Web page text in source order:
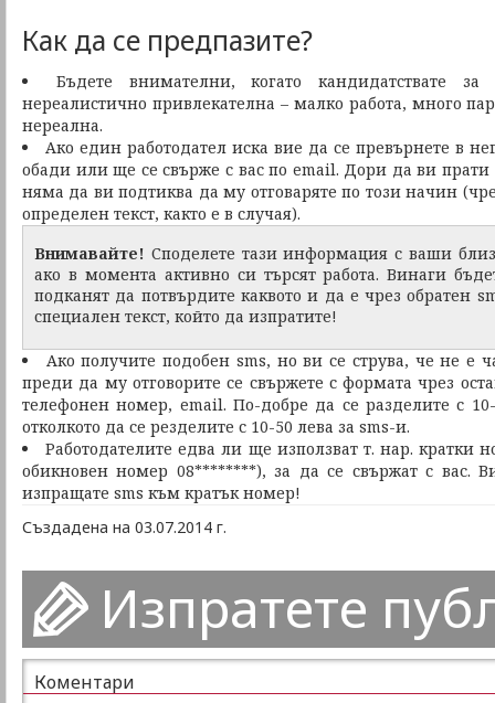
Как да се предпазите?
Бъдете внимателни, когато кандидатствате
нереалистично привлекателна – малко работа, много
нереална.
Ако един работодател иска вие да се превърнете в
обади или ще се свърже с вас по email. Дори да ви прати
няма да ви подтиква да му отговаряте по този начин
определен текст, както е в случая).
Внимавайте! Споделете тази информация с ваши
ако в момента активно си търсят работа. Винаги
подканят да потвърдите каквото и да е чрез обратен
специален текст, който да изпратите!
Ако получите подобен sms, но ви се струва, че не е
преди да му отговорите се свържете с формата чрез
телефонен номер, email. По-добре да се разделите с
отколкото да се резделите с 10-50 лева за sms-и.
Работодателите едва ли ще използват т. нар. кратки
обикновен номер 08********), за да се свържат с вас.
изпращате sms към кратък номер!
Създадена на 03.07.2014 г.
Изпратете
Коментари